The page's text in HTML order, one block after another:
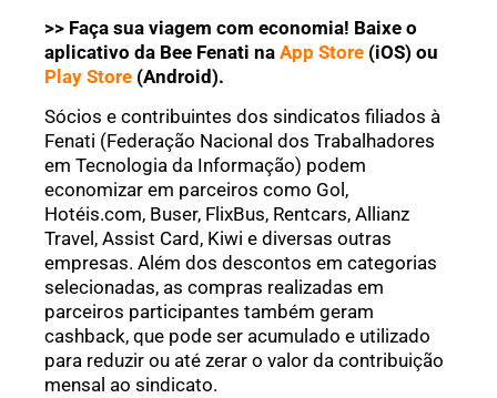
>> Faça sua viagem com economia! Baixe o
aplicativo da Bee Fenati na App Store (iOS) ou
Play Store (Android).
Sócios e contribuintes dos sindicatos filiados à
Fenati (Federação Nacional dos Trabalhadores
em Tecnologia da Informação) podem
economizar em parceiros como Gol,
Hotéis.com, Buser, FlixBus, Rentcars, Allianz
Travel, Assist Card, Kiwi e diversas outras
empresas. Além dos descontos em categorias
selecionadas, as compras realizadas em
parceiros participantes também geram
cashback, que pode ser acumulado e utilizado
para reduzir ou até zerar o valor da contribuição
mensal ao sindicato.